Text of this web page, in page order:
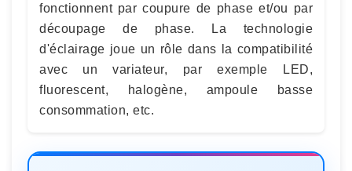
fonctionnent par coupure de phase et/ou par
découpage de phase. La technologie
d'éclairage joue un rôle dans la compatibilité
avec un variateur, par exemple LED,
fluorescent, halogène, ampoule basse
consommation, etc.